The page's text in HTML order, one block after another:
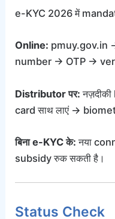
e-KYC 2026 में
Online: pmuy.gov.in
number → OTP →
Distributor पर:
card साथ लाएं →
बिना e-KYC के: नया
subsidy रुक सकती है।
Status Check